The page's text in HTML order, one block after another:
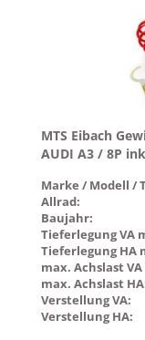
MTS Eibach
AUDI A3 / 8P
Marke / Modell /
Allrad:
Baujahr:
Tieferlegung VA
Tieferlegung HA
max. Achslast VA
max. Achslast HA
Verstellung VA:
Verstellung HA: